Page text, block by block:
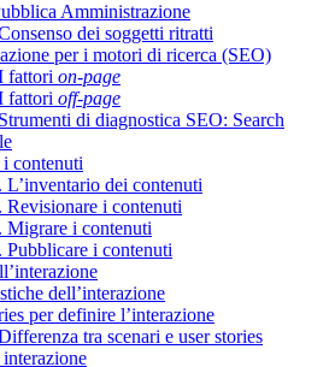
Amministrazione
dei soggetti ritratti
per i motori di ricerca (SEO)
fattori on-page
fattori off-page
di diagnostica SEO: Search
contenuti
L’inventario dei contenuti
Revisionare i contenuti
Migrare i contenuti
Pubblicare i contenuti
dell’interazione
per definire l’interazione
tra scenari e user stories